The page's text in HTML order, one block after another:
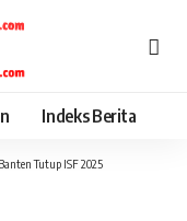
Indeks Berita
Tutup ISF 2025